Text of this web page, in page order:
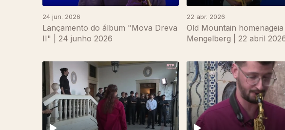
24 jun. 2026
Lançamento do álbum "Mova Dreva
II" | 24 junho 2026
22 abr. 2026
Old Mountain
Mengelberg | 22 abril